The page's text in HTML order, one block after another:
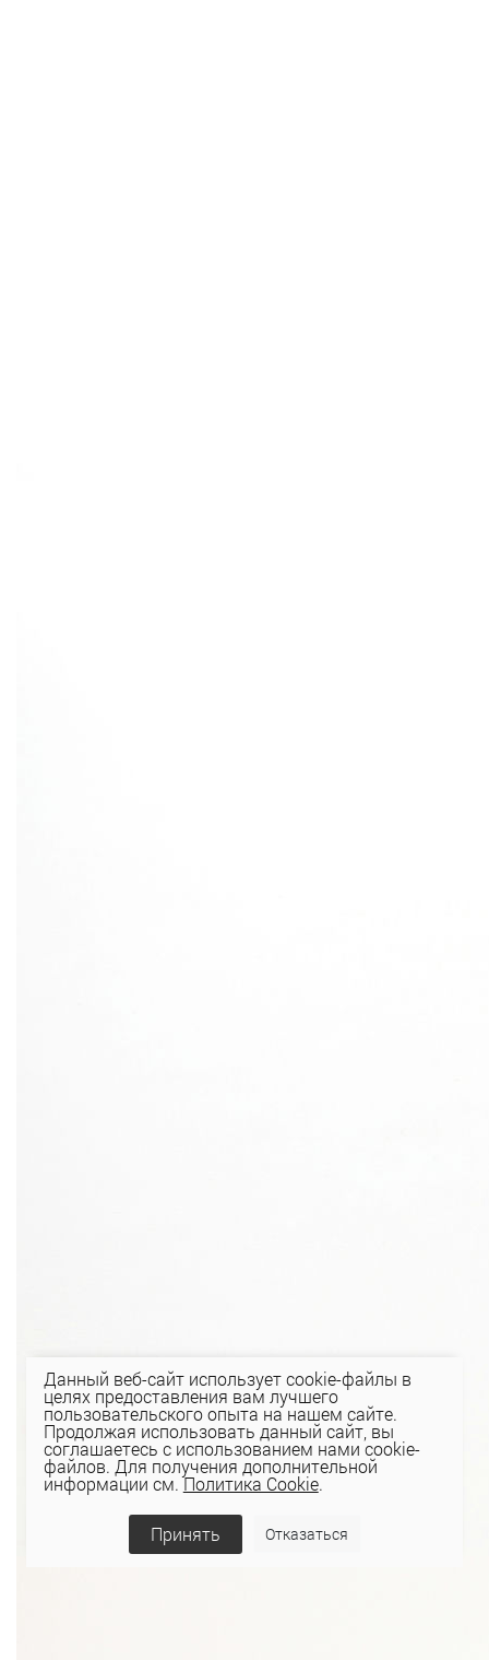
Данный веб-сайт использует cookie-файлы в
целях предоставления вам лучшего
пользовательского опыта на нашем сайте.
Продолжая использовать данный сайт, вы
соглашаетесь с использованием нами cookie-
файлов. Для получения дополнительной
информации см.Политика Cookie.
Принять Отказаться